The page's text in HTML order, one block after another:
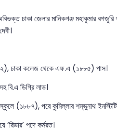
ঢাকা জেলার মানিকগঞ্জ মহাকুমার বগজুরি
ঢাকা কলেজ থেকে এফ.এ (১৮৮৫) পাস।
বি.এ ডিগ্রি লাভ।
স্কুলে (১৮৮৭), পরে কুমিল্লার শম্ভুনাথ
পদে কর্মরত।